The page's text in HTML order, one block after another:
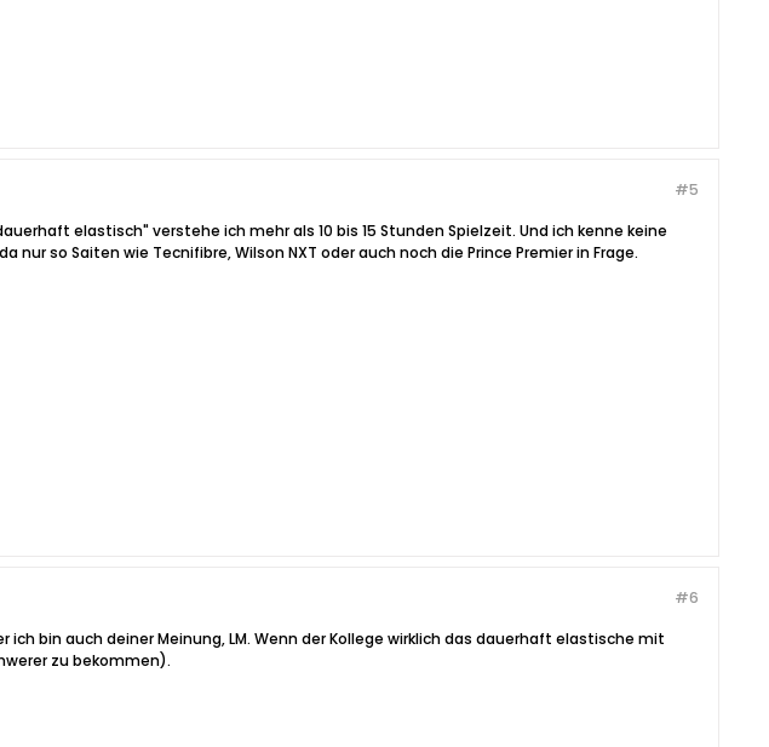
#5
elastisch" verstehe ich mehr als 10 bis 15 Stunden Spielzeit. Und ich kenne keine
so Saiten wie Tecnifibre, Wilson NXT oder auch noch die Prince Premier in Frage.
#6
bin auch deiner Meinung, LM. Wenn der Kollege wirklich das dauerhaft elastische mit
zu bekommen).